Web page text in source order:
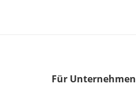
Für Unternehmen